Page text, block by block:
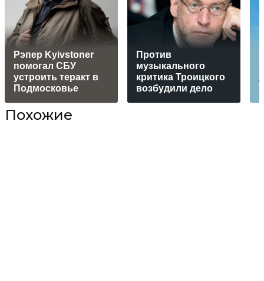
Рэпер Kyivstoner
помогал СБУ
устроить теракт в
Подмосковье
Против
музыкального
критика Троицкого
возбудили дело
Похожие